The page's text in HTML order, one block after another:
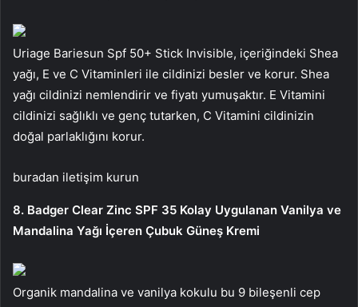
Uriage Bariesun Spf 50+ Stick Invisible, içeriğindeki Shea
yağı, E ve C Vitaminleri ile cildinizi besler ve korur. Shea
yağı cildinizi nemlendirir ve fiyatı yumuşaktır. E Vitamini
cildinizi sağlıklı ve genç tutarken, C Vitamini cildinizin
doğal parlaklığını korur.
buradan iletişim kurun
8. Badger Clear Zinc SPF 35 Kolay Uygulanan Vanilya ve
Mandalina Yağı İçeren Çubuk Güneş Kremi
Organik mandalina ve vanilya kokulu bu 9 bileşenli cep